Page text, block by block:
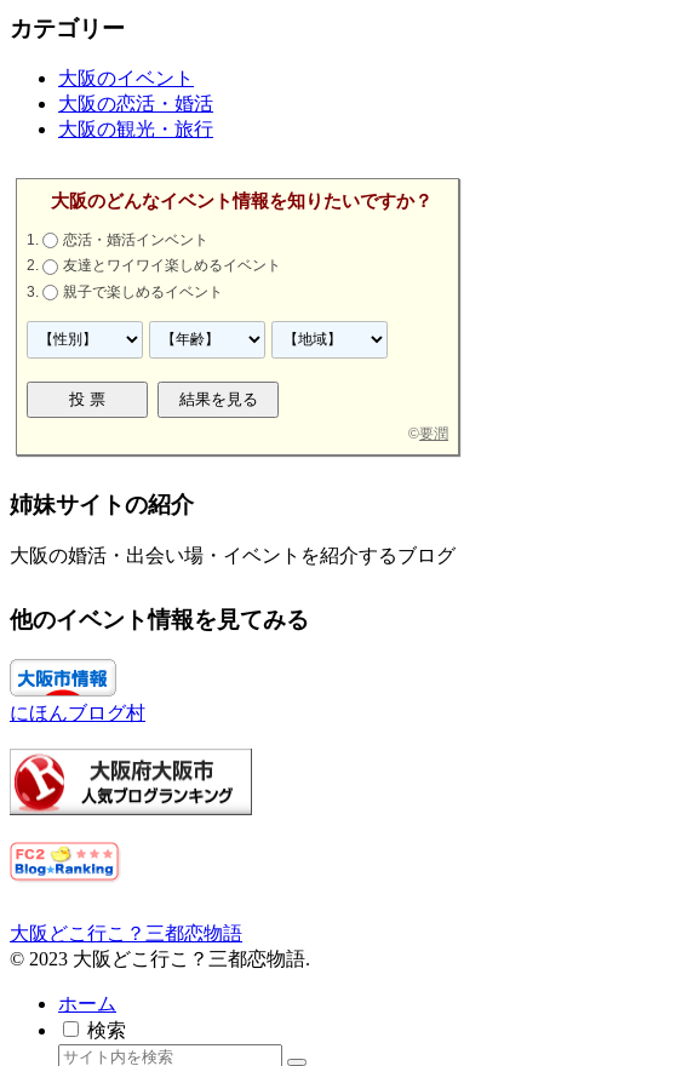
カテゴリー
大阪のイベント
大阪の恋活・婚活
大阪の観光・旅行
大阪のどんなイベント情報を知りたいですか？
恋活・婚活インベント
友達とワイワイ楽しめるイベント
親子で楽しめるイベント
©要潤
姉妹サイトの紹介
大阪の婚活・出会い場・イベントを紹介するブログ
他のイベント情報を見てみる
にほんブログ村
大阪どこ行こ？三都恋物語
© 2023 大阪どこ行こ？三都恋物語.
ホーム
検索